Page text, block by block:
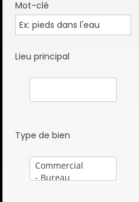
Mot-clé
Lieu principal
Type de bien